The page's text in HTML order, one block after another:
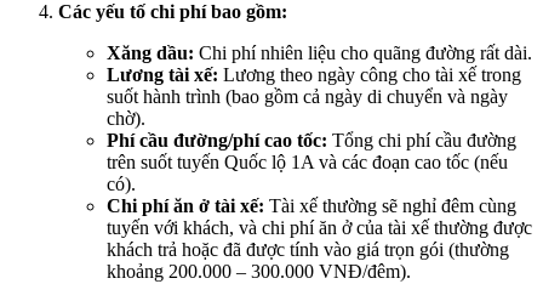
Các yếu tố chi phí bao gồm:
Xăng dầu: Chi phí nhiên liệu cho quãng đường rất dài.
Lương tài xế: Lương theo ngày công cho tài xế trong
suốt hành trình (bao gồm cả ngày di chuyển và ngày
chờ).
Phí cầu đường/phí cao tốc: Tổng chi phí cầu đường
trên suốt tuyến Quốc lộ 1A và các đoạn cao tốc (nếu
có).
Chi phí ăn ở tài xế: Tài xế thường sẽ nghỉ đêm cùng
tuyến với khách, và chi phí ăn ở của tài xế thường được
khách trả hoặc đã được tính vào giá trọn gói (thường
khoảng 200.000 – 300.000 VNĐ/đêm).